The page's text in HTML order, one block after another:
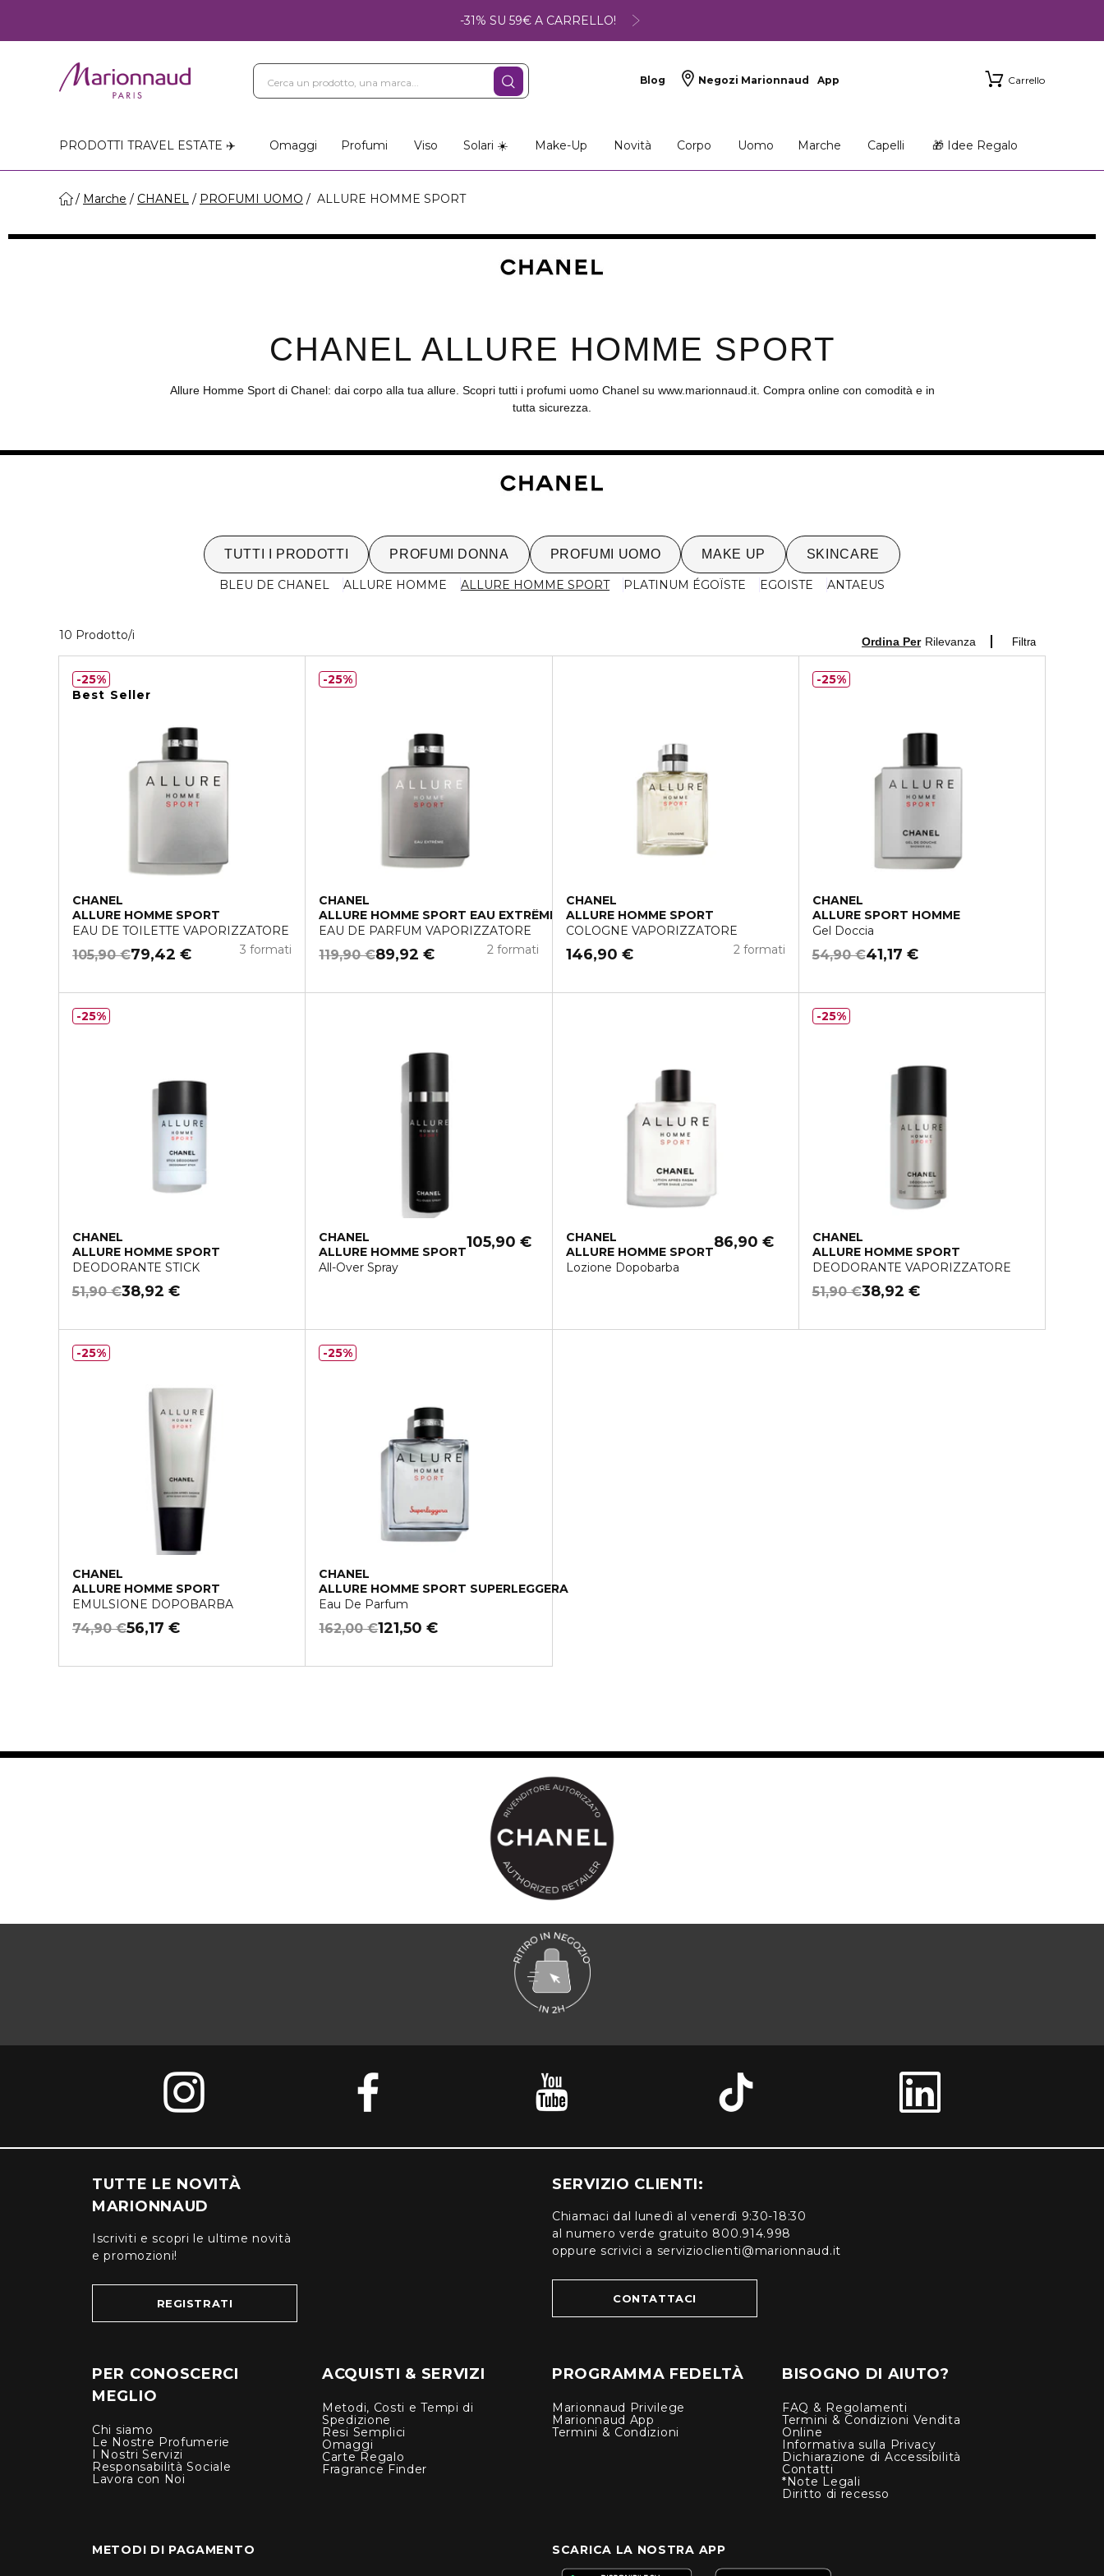
-31% SU 59€ A CARRELLO!
Blog Negozi Marionnaud App Carrello
PRODOTTI TRAVEL ESTATE ✈️ Omaggi Profumi Viso Solari ☀️ Make-Up Novità Corpo Uomo Marche Capelli 🎁 Idee Regalo
Marche CHANEL PROFUMI UOMO ALLURE HOMME SPORT
CHANEL ALLURE HOMME SPORT
Allure Homme Sport di Chanel: dai corpo alla tua allure. Scopri tutti i profumi uomo Chanel su www.marionnaud.it. Compra online con comodità e in
tutta sicurezza.
TUTTI I PRODOTTI PROFUMI DONNA PROFUMI UOMO MAKE UP SKINCARE
BLEU DE CHANEL ALLURE HOMME ALLURE HOMME SPORT PLATINUM ÉGOÏSTE EGOISTE ANTAEUS
10 Prodotto/i Filtra
Ordina Per Rilevanza
Best Seller
CHANEL
ALLURE HOMME SPORT
EAU DE TOILETTE VAPORIZZATORE
79,42 €
105,90 € 3 formati
25%
CHANEL
ALLURE HOMME SPORT EAU EXTRÊME
EAU DE PARFUM VAPORIZZATORE
89,92 €
119,90 € 2 formati
25%
CHANEL
ALLURE HOMME SPORT
COLOGNE VAPORIZZATORE
146,90 € 2 formati
CHANEL
ALLURE SPORT HOMME
Gel Doccia
41,17 €
54,90 €
25%
CHANEL
ALLURE HOMME SPORT
DEODORANTE STICK
38,92 €
51,90 €
25%
CHANEL
ALLURE HOMME SPORT
All-Over Spray
105,90 €
CHANEL
ALLURE HOMME SPORT
Lozione Dopobarba
86,90 €
CHANEL
ALLURE HOMME SPORT
DEODORANTE VAPORIZZATORE
38,92 €
51,90 €
25%
CHANEL
ALLURE HOMME SPORT
EMULSIONE DOPOBARBA
56,17 €
74,90 €
25%
CHANEL
ALLURE HOMME SPORT SUPERLEGGERA
Eau De Parfum
121,50 €
162,00 €
25%
TUTTE LE NOVITÀ
MARIONNAUD
Iscriviti e scopri le ultime novità
e promozioni!
REGISTRATI
SERVIZIO CLIENTI:
Chiamaci dal lunedì al venerdì 9:30-18:30
al numero verde gratuito 800.914.998
oppure scrivici a servizioclienti@marionnaud.it
CONTATTACI
PER CONOSCERCI
MEGLIO
Chi siamo
Le Nostre Profumerie
I Nostri Servizi
Responsabilità Sociale
Lavora con Noi
ACQUISTI & SERVIZI
Metodi, Costi e Tempi di
Spedizione
Resi Semplici
Omaggi
Carte Regalo
Fragrance Finder
PROGRAMMA FEDELTÀ
Marionnaud Privilege
Marionnaud App
Termini & Condizioni
BISOGNO DI AIUTO?
FAQ & Regolamenti
Termini & Condizioni Vendita
Online
Informativa sulla Privacy
Dichiarazione di Accessibilità
Contatti
*Note Legali
Diritto di recesso
METODI DI PAGAMENTO SCARICA LA NOSTRA APP